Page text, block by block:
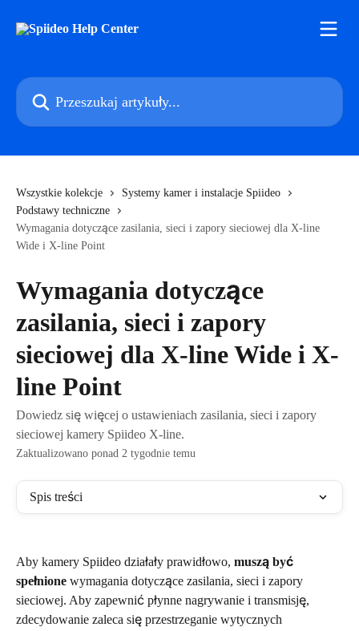
Przeszukaj artykuły...
Wszystkie kolekcje
Systemy kamer i instalacje Spiideo
Podstawy techniczne
Wymagania dotyczące zasilania, sieci i zapory sieciowej dla X-line
Wide i X-line Point
Wymagania dotyczące
zasilania, sieci i zapory
sieciowej dla X-line Wide i X-
line Point
Dowiedz się więcej o ustawieniach zasilania, sieci i zapory
sieciowej kamery Spiideo X-line.
Zaktualizowano ponad 2 tygodnie temu
Spis treści
Aby kamery Spiideo działały prawidłowo, muszą być
spełnione wymagania dotyczące zasilania, sieci i zapory
sieciowej. Aby zapewnić płynne nagrywanie i transmisję,
zdecydowanie zaleca się przestrzeganie wytycznych